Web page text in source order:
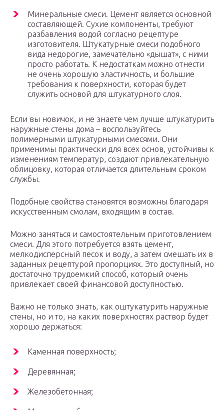
Минеральные смеси. Цемент является основной
составляющей. Сухие компоненты, требуют
разбавления водой согласно рецептуре
изготовителя. Штукатурные смеси подобного
вида недорогие, замечательно «дышат», с ними
просто работать. К недостаткам можно отнести
не очень хорошую эластичность, и большие
требования к поверхности, которая будет
служить основой для штукатурного слоя.
Если вы новичок, и не знаете чем лучше штукатурить
наружные стены дома – воспользуйтесь
полимерными штукатурными смесями. Они
применимы практически для всех основ, устойчивы к
изменениям температур, создают привлекательную
облицовку, которая отличается длительным сроком
службы.
Подобные свойства становятся возможны благодаря
искусственным смолам, входящим в состав.
Можно заняться и самостоятельным приготовлением
смеси. Для этого потребуется взять цемент,
мелкодисперсный песок и воду, а затем смешать их в
заданных рецептурой пропорциях. Это доступный, но
достаточно трудоемкий способ, который очень
привлекает своей финансовой доступностью.
Важно не только знать, как оштукатурить наружные
стены, но и то, на каких поверхностях раствор будет
хорошо держаться:
Каменная поверхность;
Деревянная;
Железобетонная;